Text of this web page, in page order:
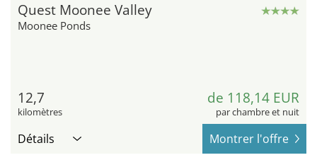
Quest Moonee Valley
Moonee Ponds
12,7
kilomètres
de 118,14 EUR
par chambre et nuit
Détails Montrer l'offre